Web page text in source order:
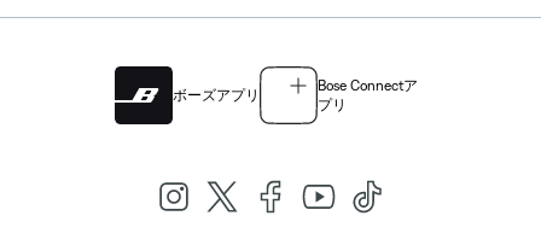
ボーズアプリ
Bose Connectア
プリ